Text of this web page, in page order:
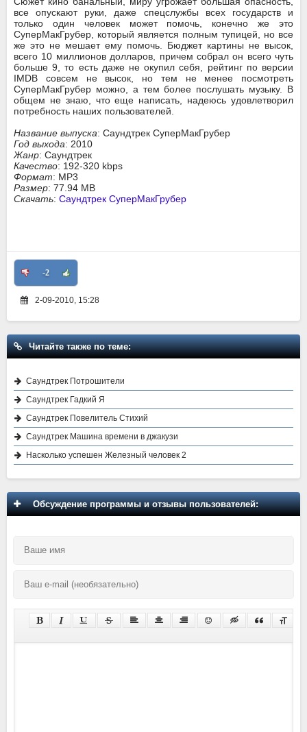
все опускают руки, даже спецслужбы всех государств и
только один человек может помочь, конечно же это
СуперМакГрубер, который является полным тупицей, но все
же это не мешает ему помочь. Бюджет картины не высок,
всего 10 миллионов долларов, причем собрал он всего чуть
больше 9, то есть даже не окупил себя, рейтинг по версии
IMDB совсем не высок, но тем не менее посмотреть
СуперМакГрубер можно, а тем более послушать музыку. В
общем не знаю, что еще написать, надеюсь удовлетворил
потребность наших пользователей.
Название выпуска: Саундтрек СуперМакГрубер
Год выхода: 2010
Жанр: Саундтрек
Качество: 192-320 kbps
Формат: MP3
Размер: 77.94 MB
Скачать: Саундтрек СуперМакГрубер
-2
2-09-2010, 15:28
Читайте также по теме:
Саундтрек Потрошители
Саундтрек Гадкий Я
Саундтрек Повелитель Стихий
Саундтрек Машина времени в джакузи
Насколько успешен Железный человек 2
Обсуждение программы и отзывы пользователей: